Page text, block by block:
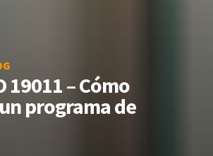
19011 – Cómo
programa de